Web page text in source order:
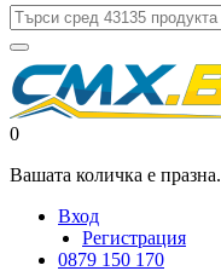
0
Вашата количка е празна.
Вход
Регистрация
0879 150 170